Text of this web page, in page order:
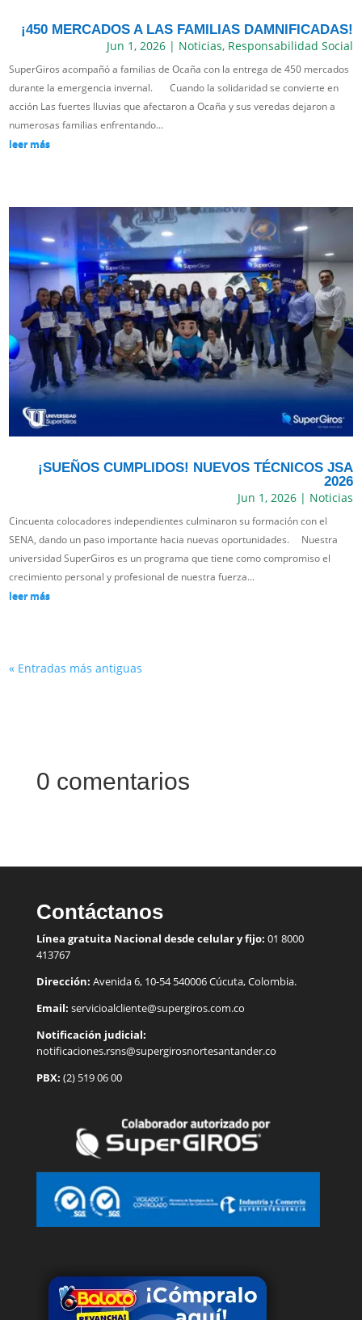
¡450 MERCADOS A LAS FAMILIAS DAMNIFICADAS!
Jun 1, 2026| Noticias, Responsabilidad Social
SuperGiros acompañó a familias de Ocaña con la entrega de 450 mercados
durante la emergencia invernal. Cuando la solidaridad se convierte en
acción Las fuertes lluvias que afectaron a Ocaña y sus veredas dejaron a
numerosas familias enfrentando...
leer más
¡SUEÑOS CUMPLIDOS! NUEVOS TÉCNICOS JSA
2026
Jun 1, 2026| Noticias
Cincuenta colocadores independientes culminaron su formación con el
SENA, dando un paso importante hacia nuevas oportunidades. Nuestra
universidad SuperGiros es un programa que tiene como compromiso el
crecimiento personal y profesional de nuestra fuerza...
leer más
« Entradas más antiguas
0 comentarios
Contáctanos
Línea gratuita Nacional desde celular y fijo: 01 8000
413767
Dirección: Avenida 6, 10-54 540006 Cúcuta, Colombia.
Email: servicioalcliente@supergiros.com.co
Notificación judicial:
notificaciones.rsns@supergirosnortesantander.co
PBX: (2) 519 06 00